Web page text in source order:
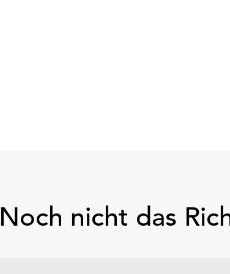
Noch nicht das